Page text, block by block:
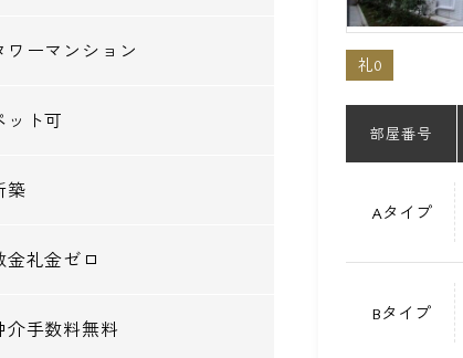
礼0
部屋番号
Aタイプ
Bタイプ
ワーマンション
ット可
築
金礼金ゼロ
介手数料無料